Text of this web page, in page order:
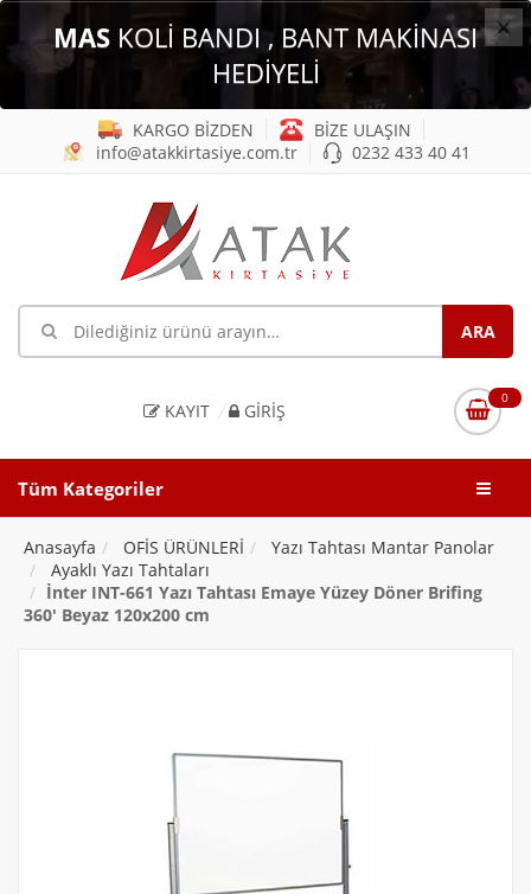
×
MAS KOLİ BANDI , BANT MAKİNASI
HEDİYELİ
KARGO BİZDEN
BİZE ULAŞIN
info@atakkirtasiye.com.tr
0232 433 40 41
KAYIT GIRIŞ
0
Tüm Kategoriler
Anasayfa OFİS ÜRÜNLERİ
Yazı Tahtası Mantar Panolar
Ayaklı Yazı Tahtaları
İnter INT-661 Yazı Tahtası Emaye Yüzey Döner Brifing
360' Beyaz 120x200 cm